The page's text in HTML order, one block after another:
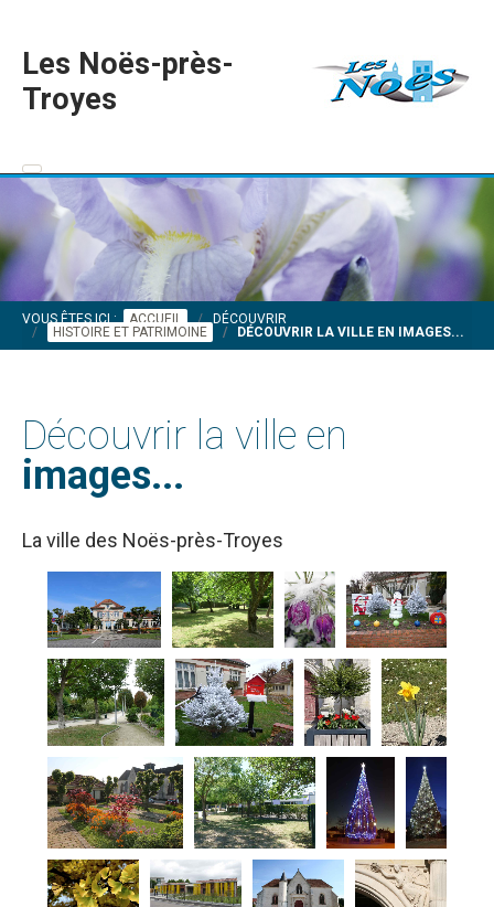
Les Noës-près-
Troyes
VOUS ÊTES ICI : ACCUEIL
DÉCOUVRIR
HISTOIRE ET PATRIMOINE
DÉCOUVRIR LA VILLE EN IMAGES...
Découvrir la ville en
images...
La ville des Noës-près-Troyes